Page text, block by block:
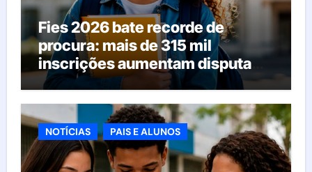
Fies 2026 bate recorde de
procura: mais de 315 mil
inscrições aumentam disputa
pelas vagas; veja o que acontece
agora
NOTÍCIAS PAIS E ALUNOS